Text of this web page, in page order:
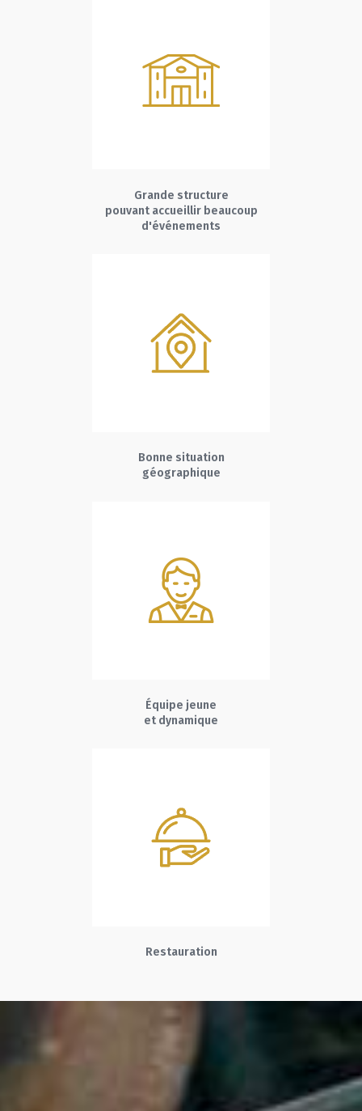
Grande structure
pouvant accueillir beaucoup
d'événements
Bonne situation
géographique
Équipe jeune
et dynamique
Restauration